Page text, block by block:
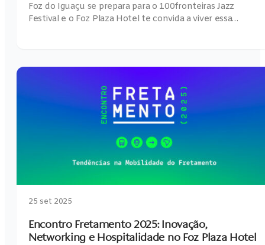
Foz do Iguaçu se prepara para o 100fronteiras Jazz
Festival e o Foz Plaza Hotel te convida a viver essa…
25 set 2025
Encontro Fretamento 2025: Inovação,
Networking e Hospitalidade no Foz Plaza Hotel